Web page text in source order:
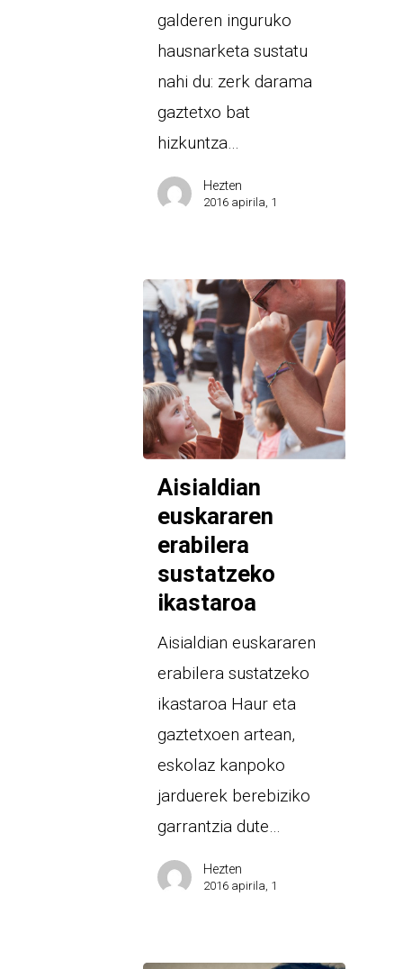
galderen inguruko
hausnarketa sustatu
nahi du: zerk darama
gaztetxo bat
hizkuntza…
Hezten
2016 apirila, 1
Aisialdian
euskararen
erabilera
sustatzeko
ikastaroa
Aisialdian euskararen
erabilera sustatzeko
ikastaroa Haur eta
gaztetxoen artean,
eskolaz kanpoko
jarduerek berebiziko
garrantzia dute…
Hezten
2016 apirila, 1